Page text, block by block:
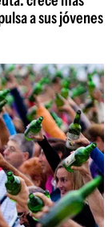
a sus jóvenes